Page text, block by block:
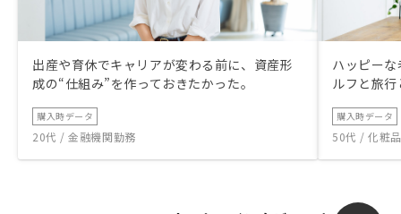
出産や育休でキャリアが変わる前に、資産形
成の“仕組み”を作っておきたかった。
購入時データ
20代 / 金融機関勤務
ハッピー
ルフと旅
購入時データ
50代 / 化粧